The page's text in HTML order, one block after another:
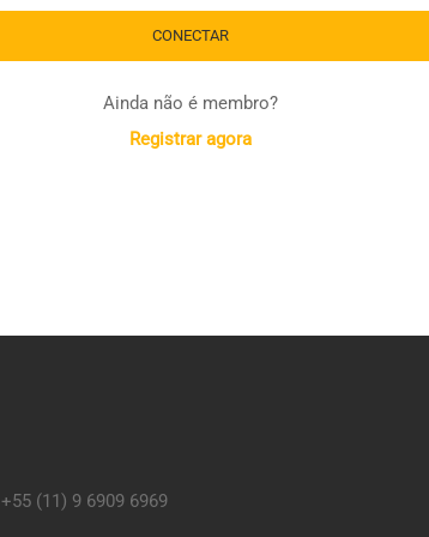
Ainda não é membro?
Registrar agora
+55 (11) 9 6909 6969